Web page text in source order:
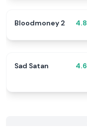
Bloodmoney 2 4.8
Sad Satan 4.6